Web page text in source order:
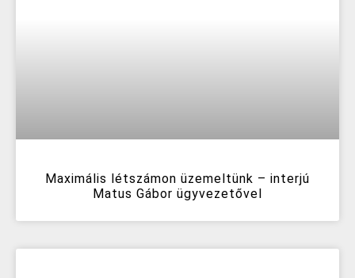
Maximális létszámon üzemeltünk – interjú
Matus Gábor ügyvezetővel